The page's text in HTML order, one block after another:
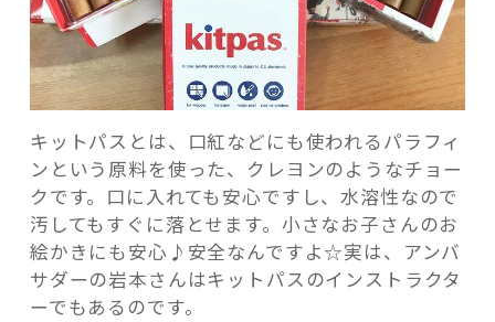
キットパスとは、口紅などにも使われるパラフィ
ンという原料を使った、クレヨンのようなチョー
クです。口に入れても安心ですし、水溶性なので
汚してもすぐに落とせます。小さなお子さんのお
絵かきにも安心♪安全なんですよ☆実は、アンバ
サダーの岩本さんはキットパスのインストラクタ
ーでもあるのです。